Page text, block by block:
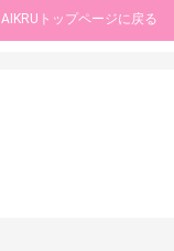
AIKRUトップページに戻る